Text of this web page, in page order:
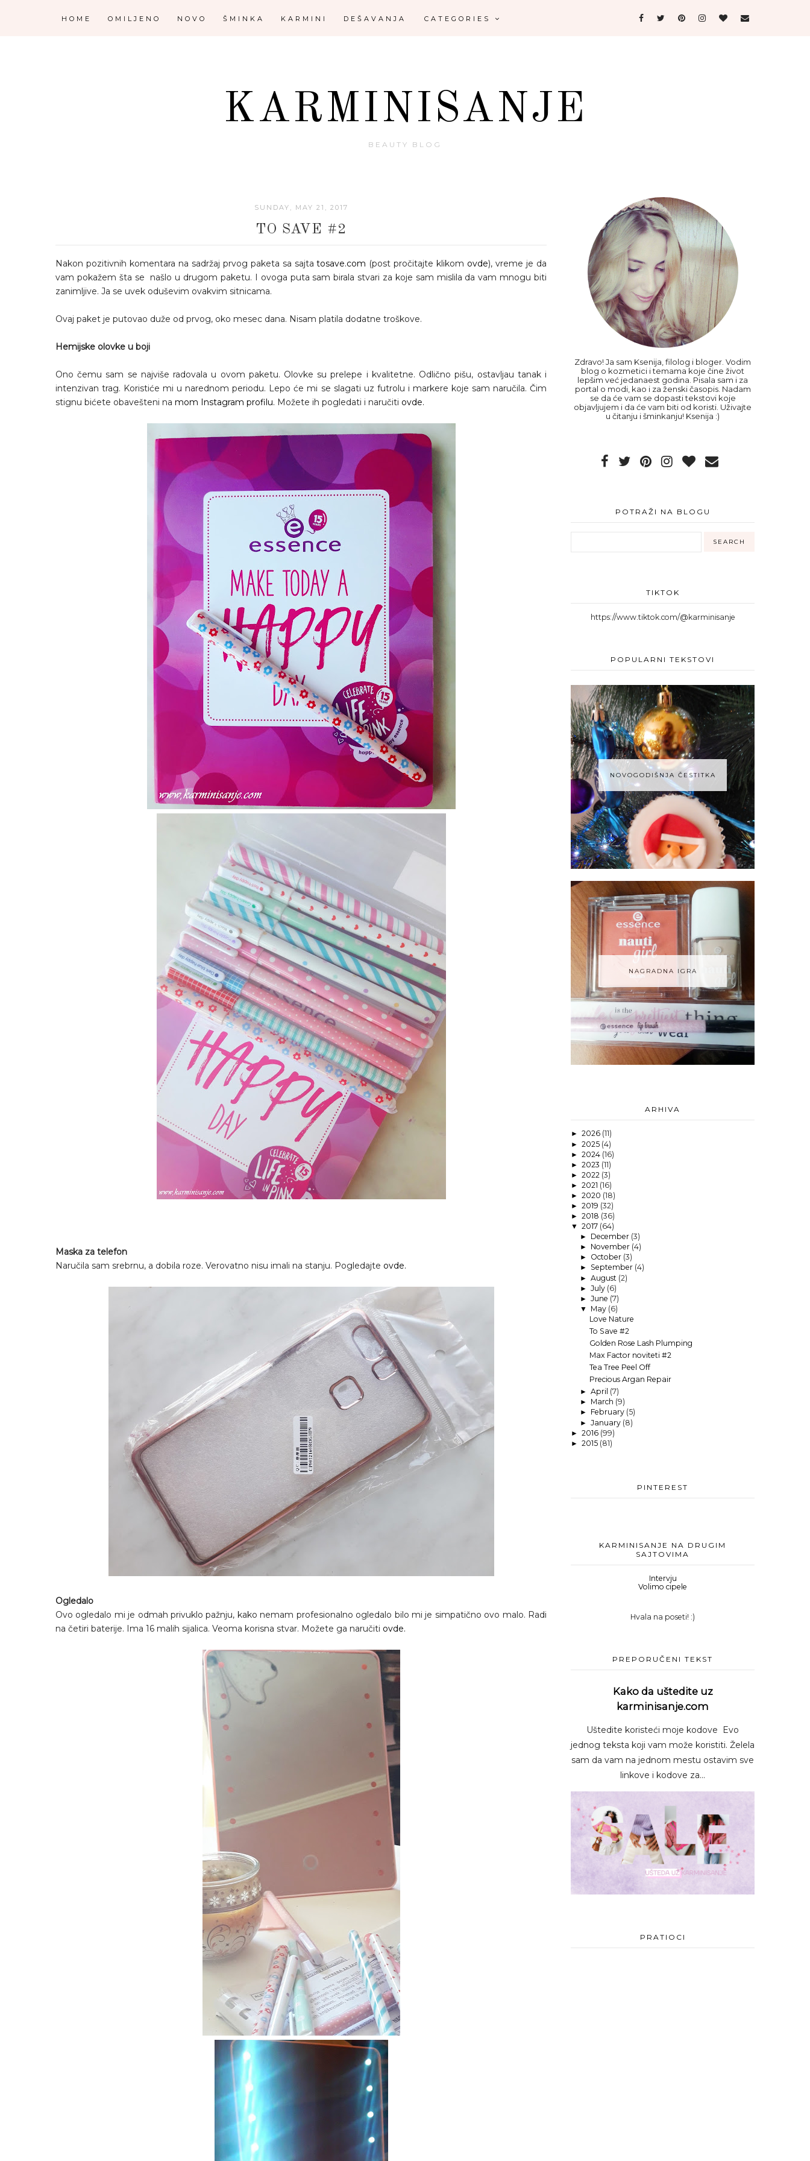
HOME OMILJENO NOVO ŠMINKA KARMINI DEŠAVANJA CATEGORIES
KARMINISANJE
BEAUTY BLOG
SUNDAY, MAY 21, 2017
TO SAVE #2
Nakon pozitivnih komentara na sadržaj prvog paketa sa sajtatosave.com (post pročitajte klikom ovde), vreme je da
vam pokažem šta se našlo u drugom paketu. I ovoga puta sam birala stvari za koje sam mislila da vam mnogu biti
zanimljive. Ja se uvek oduševim ovakvim sitnicama.
Ovaj paket je putovao duže od prvog, oko mesec dana. Nisam platila dodatne troškove.
Hemijske olovke u boji
Ono čemu sam se najviše radovala u ovom paketu. Olovke su prelepe i kvalitetne. Odlično pišu, ostavljau tanak i
intenzivan trag. Koristiće mi u narednom periodu. Lepo će mi se slagati uz futrolu i markere koje sam naručila. Čim
stignu bićete obavešteni na mom Instagram profilu. Možete ih pogledati i naručiti ovde.
Maska za telefon
Naručila sam srebrnu, a dobila roze. Verovatno nisu imali na stanju. Pogledajte ovde.
Ogledalo
Ovo ogledalo mi je odmah privuklo pažnju, kako nemam profesionalno ogledalo bilo mi je simpatično ovo malo. Radi
na četiri baterije. Ima 16 malih sijalica. Veoma korisna stvar. Možete ga naručiti ovde.
Zdravo! Ja sam Ksenija, filolog i bloger. Vodim
blog o kozmetici i temama koje čine život
lepšim već jedanaest godina. Pisala sam i za
portal o modi, kao i za ženski časopis. Nadam
se da će vam se dopasti tekstovi koje
objavljujem i da će vam biti od koristi. Uživajte
u čitanju i šminkanju! Ksenija :)
POTRAŽI NA BLOGU
TIKTOK
https://www.tiktok.com/@karminisanje
POPULARNI TEKSTOVI
NOVOGODIŠNJA ČESTITKA
NAGRADNA IGRA
ARHIVA
► 2026 (11)
► 2025 (4)
► 2024 (16)
► 2023 (11)
► 2022 (3)
► 2021 (16)
► 2020 (18)
► 2019 (32)
► 2018 (36)
▼ 2017 (64)
► December (3)
► November (4)
► October (3)
► September (4)
► August (2)
► July (6)
► June (7)
▼ May (6)
Love Nature
To Save #2
Golden Rose Lash Plumping
Max Factor noviteti #2
Tea Tree Peel Off
Precious Argan Repair
► April (7)
► March (9)
► February (5)
► January (8)
► 2016 (99)
► 2015 (81)
PINTEREST
KARMINISANJE NA DRUGIM
SAJTOVIMA
Intervju
Volimo cipele
Hvala na poseti! :)
PREPORUČENI TEKST
Kako da uštedite uz
karminisanje.com
Uštedite koristeći moje kodove Evo
jednog teksta koji vam može koristiti. Želela
sam da vam na jednom mestu ostavim sve
linkove i kodove za...
PRATIOCI